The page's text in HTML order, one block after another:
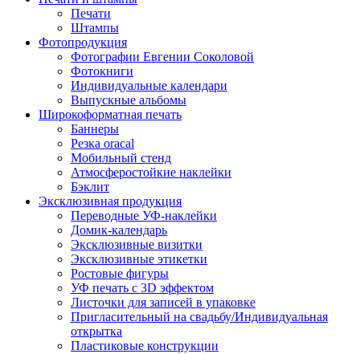
Печати
Штампы
Фотопродукция
Фотографии Евгении Соколовой
Фотокниги
Индивидуальные календари
Выпускные альбомы
Широкоформатная печать
Баннеры
Резка oracal
Мобильный стенд
Атмосферостойкие наклейки
Бэклит
Эксклюзивная продукция
Переводные УФ-наклейки
Домик-календарь
Эксклюзивные визитки
Эксклюзивные этикетки
Ростовые фигуры
УФ печать с 3D эффектом
Листочки для записей в упаковке
Пригласительный на свадьбу/Индивидуальная
открытка
Пластиковые конструкции